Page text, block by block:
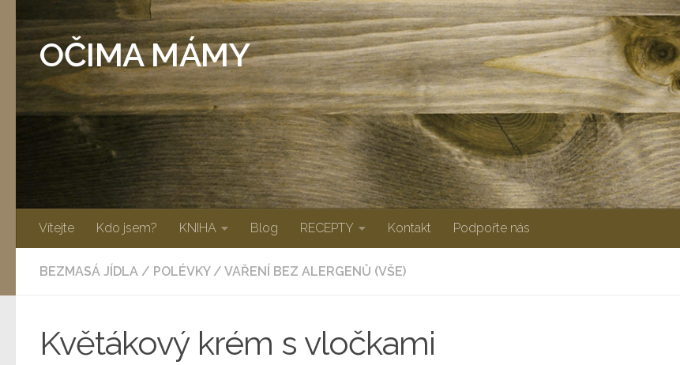
Skip to content
OČIMA MÁMY
Vítejte Kdo jsem? KNIHA Blog RECEPTY Kontakt Podpořte nás
BEZMASÁ JÍDLA / POLÉVKY / VAŘENÍ BEZ ALERGENŮ (VŠE)
Květákový krém s vločkami